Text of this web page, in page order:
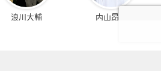
浪川大輔 内山昂輝